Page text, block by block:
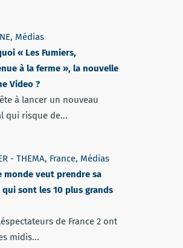
, Médias
« Les Fumiers,
à la ferme », la nouvelle
Video ?
à lancer un nouveau
qui risque de...
- THEMA, France, Médias
monde veut prendre sa
qui sont les 10 plus grands
de France 2 ont
midis...